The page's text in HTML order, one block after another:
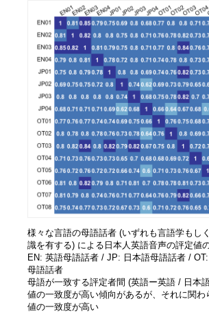
様々な言語の母語話者 (いずれも言語学もし
識を有する) による日本人英語音声の評定値
EN: 英語母語話者 / JP: 日本語母語話者 /
母語話者
母語が一致する評定者間 (英語ー英語 / 日本
値の一致度が高い傾向があるが、それに関わ
値の一致度が高い